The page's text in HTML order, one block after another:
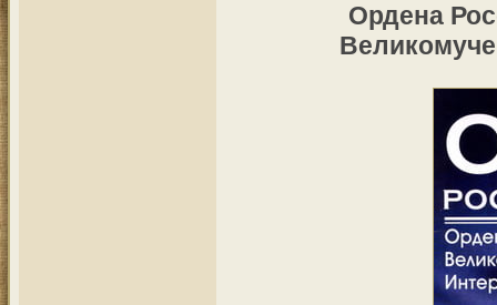
Ордена